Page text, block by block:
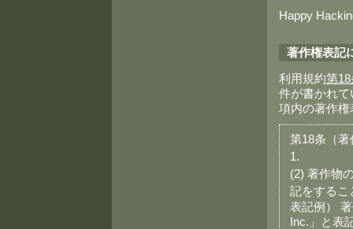
Happy
著作権表記
利用規約第
件が書かれ
項内の著作
第18条（
1.
(2) 著作物
記をするこ
表記例）
Inc.」と表